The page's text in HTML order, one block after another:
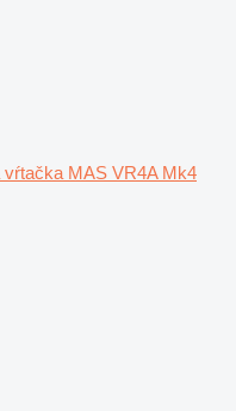
vŕtačka MAS VR4A Mk4